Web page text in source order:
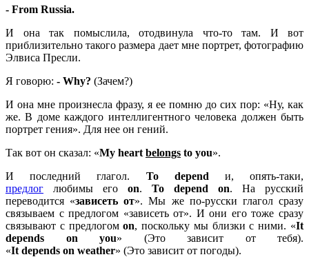
- From Russia.
И она так помыслила, отодвинула что-то там. И вот
приблизительно такого размера дает мне портрет, фотографию
Элвиса Пресли.
Я говорю: - Why? (Зачем?)
И она мне произнесла фразу, я ее помню до сих пор: «Ну, как
же. В доме каждого интеллигентного человека должен быть
портрет гения». Для нее он гений.
Так вот он сказал: «My heart belongs to you».
И последний глагол. To depend и, опять-таки,
предлог любимы его on. To depend on. На русский
переводится «зависеть от». Мы же по-русски глагол сразу
связываем с предлогом «зависеть от». И они его тоже сразу
связывают с предлогомon, поскольку мы близки с ними. «It
depends on you» (Это зависит от тебя).
«It depends on weather» (Это зависит от погоды).